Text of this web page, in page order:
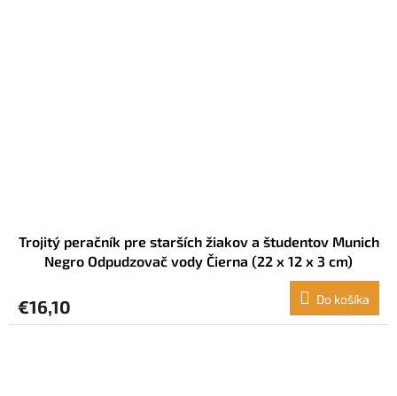
Trojitý peračník pre starších žiakov a študentov Munich
Negro Odpudzovač vody Čierna (22 x 12 x 3 cm)
€16,10 Do košíka